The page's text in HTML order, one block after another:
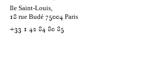
Ile Saint-Louis,
18 rue Budé 75004 Paris
+33 1 42 84 80 85